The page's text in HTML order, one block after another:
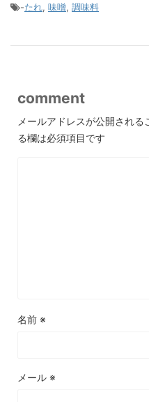
-たれ, 味噌, 調味料
comment
メールアドレスが公開される
る欄は必須項目です
名前 ※
メール ※